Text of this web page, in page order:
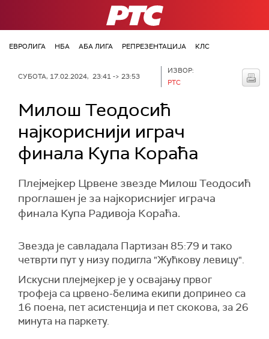
РТС
ЕВРОЛИГА НБА АБА ЛИГА РЕПРЕЗЕНТАЦИЈА КЛС
СУБОТА, 17.02.2024, 23:41 -> 23:53
ИЗВОР:
РТС
Милош Теодосић
најкориснији играч
финала Купа Кораћа
Плејмејкер Црвене звезде Милош Теодосић
проглашен је за најкориснијег играча
финала Купа Радивоја Кораћа.
Звезда је савладала Партизан 85:79 и тако
четврти пут у низу подигла "Жућкову левицу".
Искусни плејмејкер је у освајању првог
трофеја са црвено-белима екипи допринео са
16 поена, пет асистенција и пет скокова, за 26
минута на паркету.